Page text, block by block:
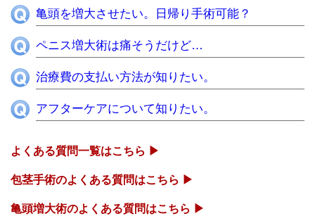
亀頭を増大させたい。日帰り手術可能？
ペニス増大術は痛そうだけど…
治療費の支払い方法が知りたい。
アフターケアについて知りたい。
よくある質問一覧はこちら ▶
包茎手術のよくある質問はこちら ▶
亀頭増大術のよくある質問はこちら ▶